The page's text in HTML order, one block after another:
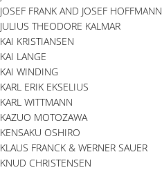
JOSEF FRANK AND JOSEF HOFFMANN
JULIUS THEODORE KALMAR
KAI KRISTIANSEN
KAI LANGE
KAI WINDING
KARL ERIK EKSELIUS
KARL WITTMANN
KAZUO MOTOZAWA
KENSAKU OSHIRO
KLAUS FRANCK & WERNER SAUER
KNUD CHRISTENSEN